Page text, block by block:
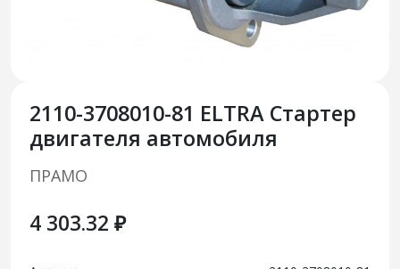
2110-3708010-81 ELTRA Стартер
двигателя автомобиля
ПРАМО
4 303.32 ₽